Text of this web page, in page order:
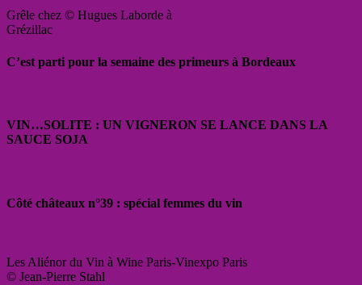
Grêle chez © Hugues Laborde à
Grézillac
C’est parti pour la semaine des primeurs à Bordeaux
VIN…SOLITE : UN VIGNERON SE LANCE DANS LA
SAUCE SOJA
Côté châteaux n°39 : spécial femmes du vin
Les Aliénor du Vin à Wine Paris-Vinexpo Paris
© Jean-Pierre Stahl